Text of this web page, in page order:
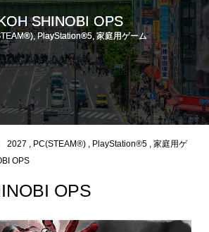
SHINOBI OPS
,PlayStation®5,家庭用ゲーム
2027 PC(STEAM®) PlayStation®5
家庭用ゲ
OPS
OPS